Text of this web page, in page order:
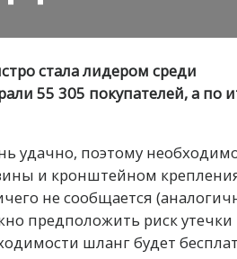
стала лидером среди
55 305 покупателей, а по
удачно, поэтому
и кронштейном
не сообщается
предположить риск утечки
шланг будет